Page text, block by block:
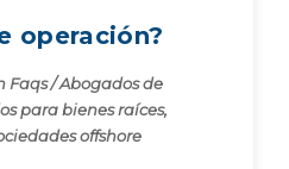
operación?
Faqs/Abogados de
para bienes raíces,
offshore